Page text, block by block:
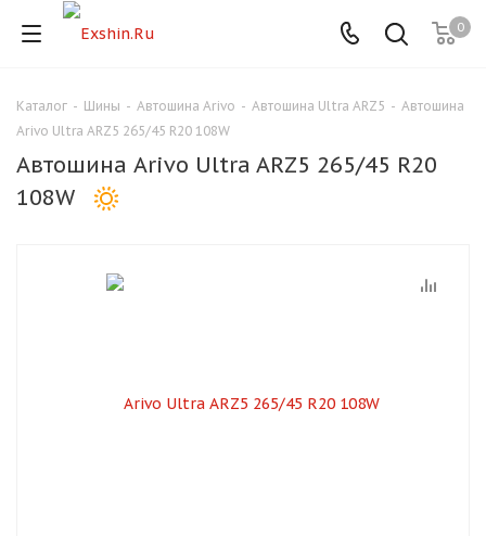
0
Каталог - Шины - Автошина Arivo - Автошина Ultra ARZ5 - Автошина
Arivo Ultra ARZ5 265/45 R20 108W
Автошина Arivo Ultra ARZ5 265/45 R20
108W
Для клиентов всех банков
Разбейте
оплату